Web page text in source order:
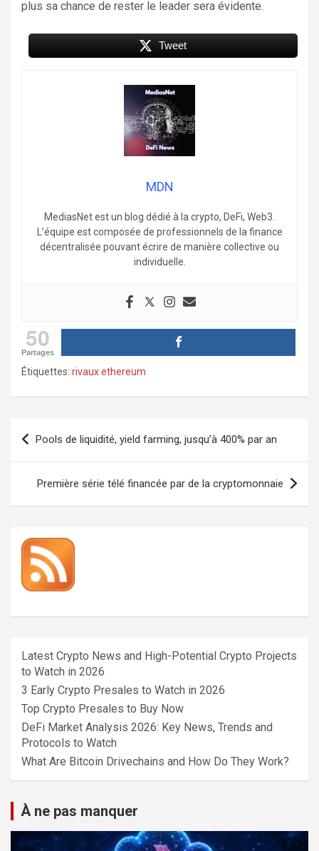
plus sa chance de rester le leader sera évidente.
Tweet
MDN
MediasNet est un blog dédié à la crypto, DeFi, Web3.
L’équipe est composée de professionnels de la finance
décentralisée pouvant écrire de manière collective ou
individuelle.
50
Partages
Étiquettes: rivaux ethereum
Navigation
de
l’article
Pools de liquidité, yield farming, jusqu’à 400% par an
Première série télé financée par de la cryptomonnaie
Latest Crypto News and High-Potential Crypto Projects
to Watch in 2026
3 Early Crypto Presales to Watch in 2026
Top Crypto Presales to Buy Now
DeFi Market Analysis 2026: Key News, Trends and
Protocols to Watch
What Are Bitcoin Drivechains and How Do They Work?
À ne pas manquer